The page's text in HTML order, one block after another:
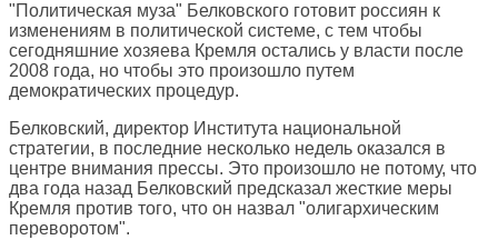
"Политическая муза" Белковского готовит россиян к
изменениям в политической системе, с тем чтобы
сегодняшние хозяева Кремля остались у власти после
2008 года, но чтобы это произошло путем
демократических процедур.
Белковский, директор Института национальной
стратегии, в последние несколько недель оказался в
центре внимания прессы. Это произошло не потому, что
два года назад Белковский предсказал жесткие меры
Кремля против того, что он назвал "олигархическим
переворотом".